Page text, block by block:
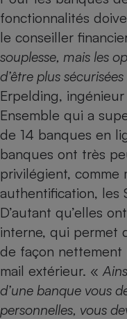
fonctionnalités
le conseiller
souplesse, mais les
d’être plus sécurisées
Erpelding,
Ensemble qui a
de 14 banques en
banques ont très
privilégient, comme
authentification, les
D’autant qu’elles
interne, qui permet
de façon
mail extérieur. «
d’une banque vous
personnelles, vous